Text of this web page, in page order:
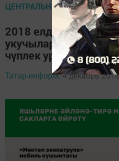
ЦЕНТРАЛЬНЫЕ НОВОСТИ
2018 елда
укучылары 7 меңнән
чүплек урынын
Татар-информ, 4 декабрь